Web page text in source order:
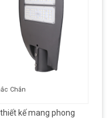
Chắn
kế mang phong